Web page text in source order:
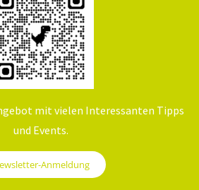
Nachhilfe Campus nur
und bin sehr
die positive Erfahrung.
K,16.08.2024
mit vielen Interessanten Tipps
und Events.
Anmeldung